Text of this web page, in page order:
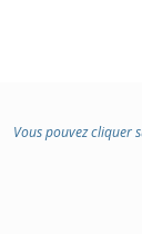
Vous pouvez cliquer